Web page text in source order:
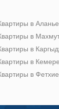
в Аланье
в
в
в Кемере
в Фетхие